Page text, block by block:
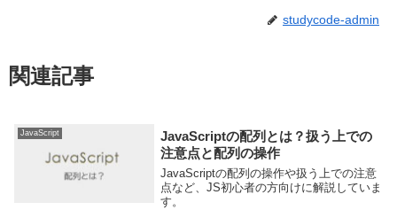
studycode-admin
関連記事
JavaScript
JavaScriptの配列とは？扱う上での
注意点と配列の操作
JavaScriptの配列の操作や扱う上での注意
点など、JS初心者の方向けに解説していま
す。